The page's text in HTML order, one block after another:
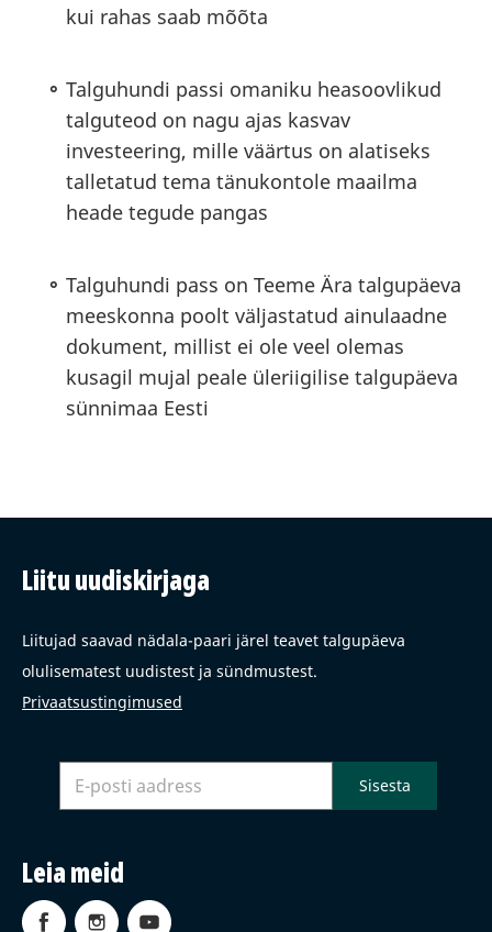
kui rahas saab mõõta
Talguhundi passi omaniku heasoovlikud
talguteod on nagu ajas kasvav
investeering, mille väärtus on alatiseks
talletatud tema tänukontole maailma
heade tegude pangas
Talguhundi pass on Teeme Ära talgupäeva
meeskonna poolt väljastatud ainulaadne
dokument, millist ei ole veel olemas
kusagil mujal peale üleriigilise talgupäeva
sünnimaa Eesti
Liitu uudiskirjaga
Liitujad saavad nädala-paari järel teavet talgupäeva
olulisematest uudistest ja sündmustest.
Privaatsustingimused
Leia meid